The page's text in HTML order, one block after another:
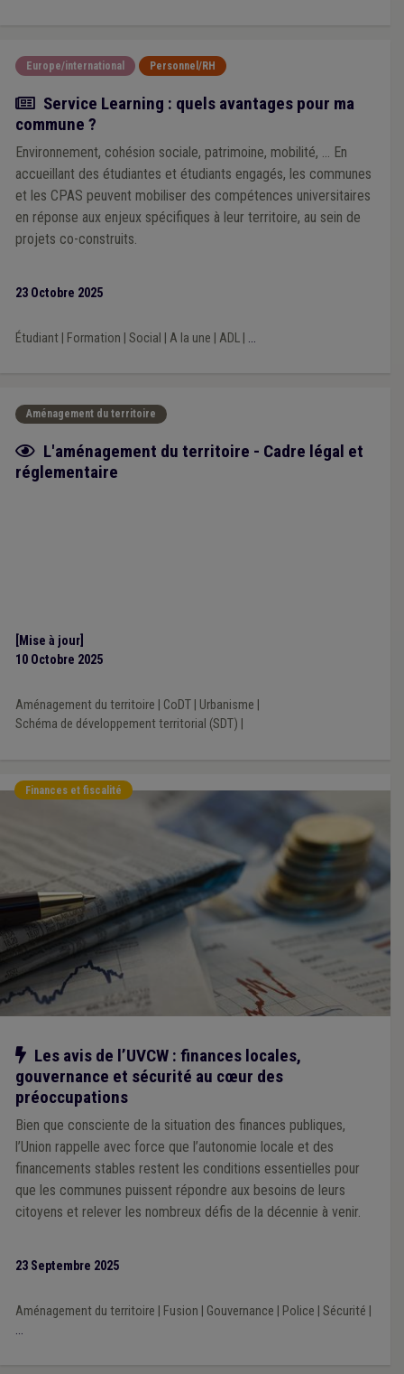
Europe/international Personnel/RH
Actualité
Service Learning : quels avantages pour ma
commune ?
Environnement, cohésion sociale, patrimoine, mobilité, ... En
accueillant des étudiantes et étudiants engagés, les communes
et les CPAS peuvent mobiliser des compétences universitaires
en réponse aux enjeux spécifiques à leur territoire, au sein de
projets co-construits.
23 Octobre 2025
Étudiant| Formation Social A la une ADL| ...
Aménagement du territoire
Fiche focus
L'aménagement du territoire - Cadre légal et
réglementaire
[Mise à jour]
10 Octobre 2025
Aménagement du territoire CoDT| Urbanisme
Schéma de développement territorial (SDT)
Finances et fiscalité
Notre action
Les avis de l’UVCW : finances locales,
gouvernance et sécurité au cœur des
préoccupations
Bien que consciente de la situation des finances publiques,
l’Union rappelle avec force que l’autonomie locale et des
financements stables restent les conditions essentielles pour
que les communes puissent répondre aux besoins de leurs
citoyens et relever les nombreux défis de la décennie à venir.
23 Septembre 2025
Aménagement du territoire Fusion Gouvernance Police Sécurité
...